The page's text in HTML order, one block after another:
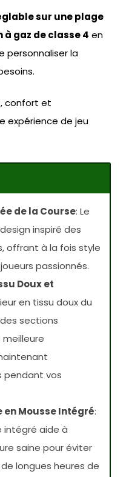
sur une plage
à gaz de classe 4 en
personnaliser la
confort et
expérience de jeu
de la Course: Le
inspiré des
offrant à la fois style
passionnés.
Doux et
en tissu doux du
sections
pendant vos
Mousse Intégré:
intégré aide à
saine pour éviter
longues heures de